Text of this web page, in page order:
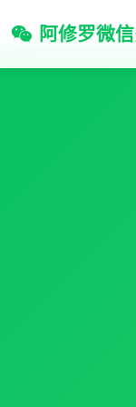
阿修罗微